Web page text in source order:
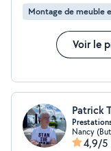
Montage de meuble
Voir le
Patrick
Nancy
4,9/5